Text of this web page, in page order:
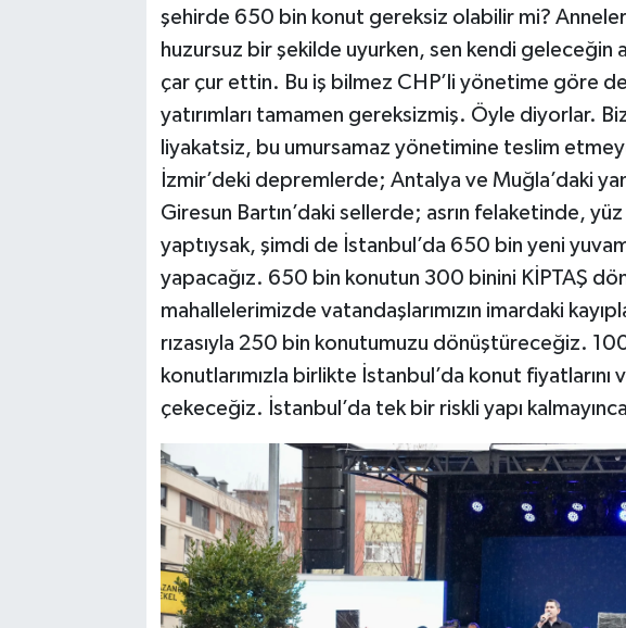
şehirde 650 bin konut gereksiz olabilir mi?
huzursuz bir şekilde uyurken, sen kendi geleceğin
çar çur ettin. Bu iş bilmez CHP’li yönetime göre
yatırımları tamamen gereksizmiş. Öyle diyorlar.
liyakatsiz, bu umursamaz yönetimine teslim
İzmir’deki depremlerde; Antalya ve Muğla’daki
Giresun Bartın’daki sellerde; asrın felaketinde, yüz
yaptıysak, şimdi de İstanbul’da 650 bin yeni
yapacağız. 650 bin konutun 300 binini KİPTAŞ
mahallelerimizde vatandaşlarımızın imardaki
rızasıyla 250 bin konutumuzu dönüştüreceğiz.
konutlarımızla birlikte İstanbul’da konut fiyatlarını
çekeceğiz. İstanbul’da tek bir riskli yapı